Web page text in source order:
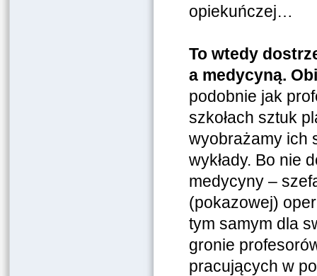
opiekuńczej…
To wtedy
a medycyną.
podobnie jak
szkołach sztuk
wyobrażamy ich
wykłady. Bo nie
medycyny –
(pokazowej)
tym samym dla
gronie
pracujących w